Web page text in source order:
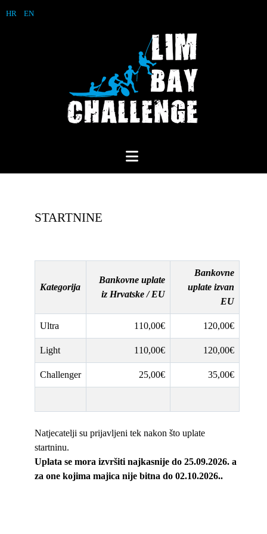
HR EN
STARTNINE
Kategorija
Bankovne uplate
iz Hrvatske / EU
Bankovne
uplate izvan
EU
Ultra 110,00€ 120,00€
Light 110,00€ 120,00€
Challenger 25,00€ 35,00€
Natjecatelji su prijavljeni tek nakon što uplate
startninu.
Uplata se mora izvršiti najkasnije do 25.09.2026. a
za one kojima majica nije bitna do 02.10.2026..